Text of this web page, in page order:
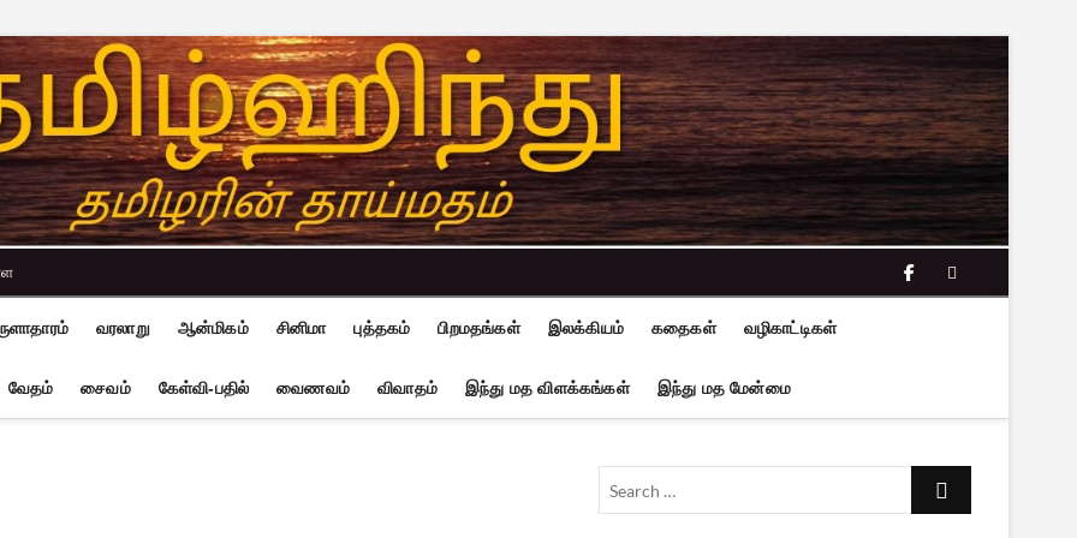
facebooktwitter
வரலாறு ஆன்மிகம் சினிமா புத்தகம் பிறமதங்கள் இலக்கியம் கதைகள் வழிகாட்டிகள்
வேதம் சைவம் கேள்வி-பதில் வைணவம் விவாதம் இந்து மத விளக்கங்கள் இந்து மத மேன்மை
Search